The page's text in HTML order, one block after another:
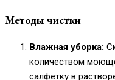
Методы чистки
Влажная уборка:
количеством
салфетку в